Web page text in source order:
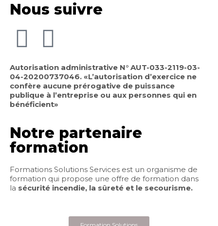
Nous suivre
Autorisation administrative N° AUT-033-2119-03-
04-20200737046. «L’autorisation d’exercice ne
confère aucune prérogative de puissance
publique à l’entreprise ou aux personnes qui en
bénéficient»
Notre partenaire
formation
Formations Solutions Services est un organisme de
formation qui propose une offre de formation dans
la sécurité incendie, la sûreté et le secourisme.